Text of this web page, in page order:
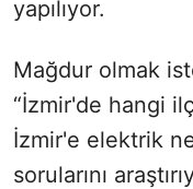
yapılıyor.
Mağdur olmak
“İzmir'de hangi
İzmir'e elektrik
sorularını